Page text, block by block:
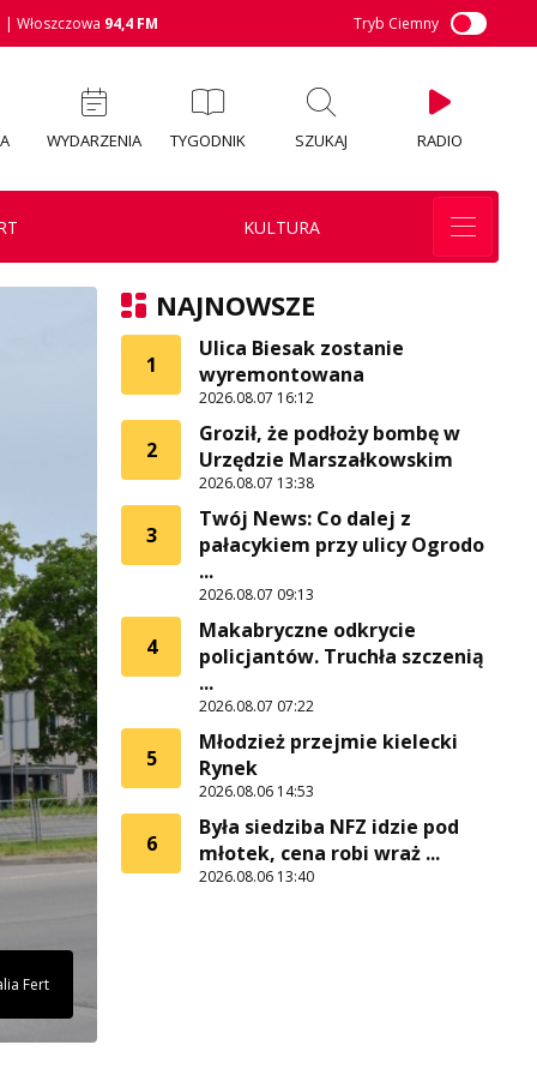
| Włoszczowa 94,4 FM Tryb Ciemny
WYDARZENIA TYGODNIK SZUKAJ RADIO
KULTURA
Fert
NAJNOWSZE
1
Ulica Biesak zostanie
wyremontowana
2026.08.07 16:12
2
Groził, że podłoży bombę w
Urzędzie Marszałkowskim
2026.08.07 13:38
3
Twój News: Co dalej z
pałacykiem przy ulicy Ogrodo
...
2026.08.07 09:13
4
Makabryczne odkrycie
policjantów. Truchła szczenią
...
2026.08.07 07:22
5
Młodzież przejmie kielecki
Rynek
2026.08.06 14:53
6
Była siedziba NFZ idzie pod
młotek, cena robi wraż ...
2026.08.06 13:40